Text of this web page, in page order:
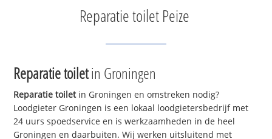
Reparatie toilet Peize
Reparatie toiletin Groningen
Reparatie toiletin Groningen en omstreken nodig?
Loodgieter Groningen is een lokaal loodgietersbedrijf met
24 uurs spoedservice en is werkzaamheden in de heel
Groningen en daarbuiten. Wij werken uitsluitend met